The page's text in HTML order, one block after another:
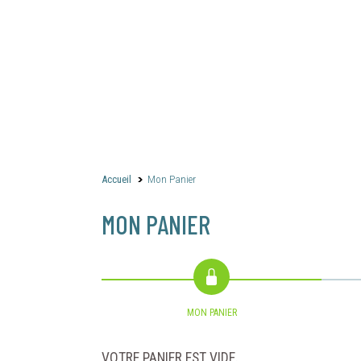
Accueil Mon Panier
MON PANIER
MON PANIER
VOTRE PANIER EST VIDE.